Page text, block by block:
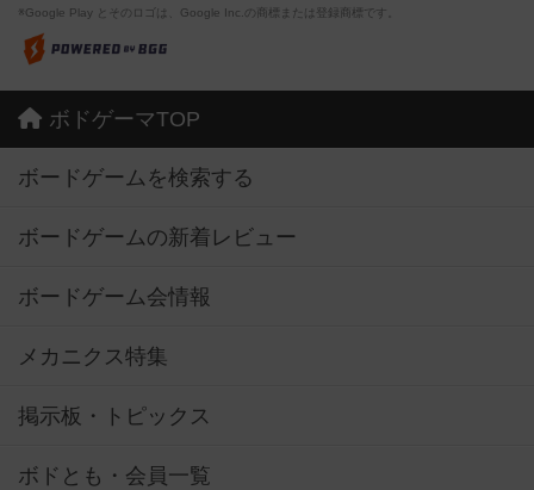
※Google Play とそのロゴは、Google Inc.の商標または登録商標です。
ボドゲーマTOP
ボードゲームを検索する
ボードゲームの新着レビュー
ボードゲーム会情報
メカニクス特集
掲示板・トピックス
ボドとも・会員一覧